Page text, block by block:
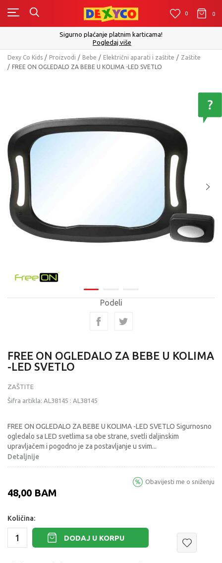
0 0
Sigurno plaćanje platnim karticama!
Pogledaj više
Dexy Co Kids Proizvodi Bebe Električni aparati i zaštite
Zaštite
FREE ON OGLEDALO ZA BEBE U KOLIMA -LED SVETLO
Podeli
FREE ON OGLEDALO ZA BEBE U KOLIMA
-LED SVETLO
ZAŠTITE
Šifra artikla: AL38145 : AL38145
FREE ON OGLEDALO ZA BEBE U KOLIMA -LED SVETLO Sigurnosno
ogledalo sa LED svetlima sa obe strane, svetli daljinskim
upravljačem i pogodno je za postavljanje u svim...
Detaljnije
48,00 BAM
Obavijesti me o sniženju
Količina:
DODAJ U KORPU